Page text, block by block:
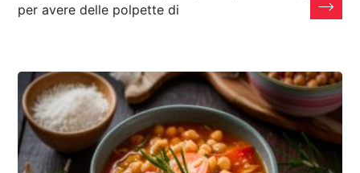
per avere delle polpette di